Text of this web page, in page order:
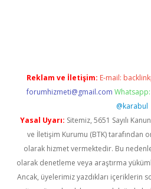
Reklam ve İletişim: E-mail:
forumhizmeti@gmail.com
@karabul
Yasal Uyarı: Sitemiz, 5651 Sayılı
ve İletişim Kurumu (BTK) tarafından
olarak hizmet vermektedir. Bu
olarak denetleme veya araştırma
Ancak, üyelerimiz yazdıkları içeriklerin